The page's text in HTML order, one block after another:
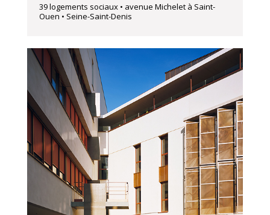
39 logements sociaux • avenue Michelet à Saint-
Ouen • Seine-Saint-Denis